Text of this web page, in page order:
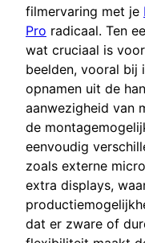
filmervaring met je
Pro radicaal. Ten
wat cruciaal is
beelden, vooral bij
opnamen uit de
aanwezigheid van
de
eenvoudig
zoals externe
extra displays,
dat er zware of